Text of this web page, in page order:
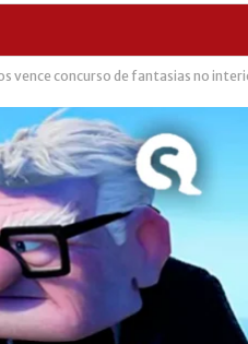
vence concurso de fantasias no